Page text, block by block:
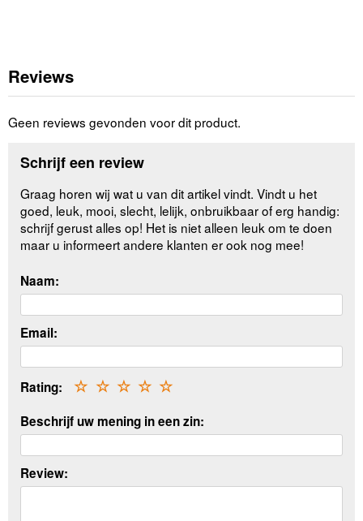
Reviews
Geen reviews gevonden voor dit product.
Schrijf een review
Graag horen wij wat u van dit artikel vindt. Vindt u het
goed, leuk, mooi, slecht, lelijk, onbruikbaar of erg handig:
schrijf gerust alles op! Het is niet alleen leuk om te doen
maar u informeert andere klanten er ook nog mee!
Naam:
Email:
Rating: ☆
☆
☆
☆
☆
Beschrijf uw mening in een zin:
Review: